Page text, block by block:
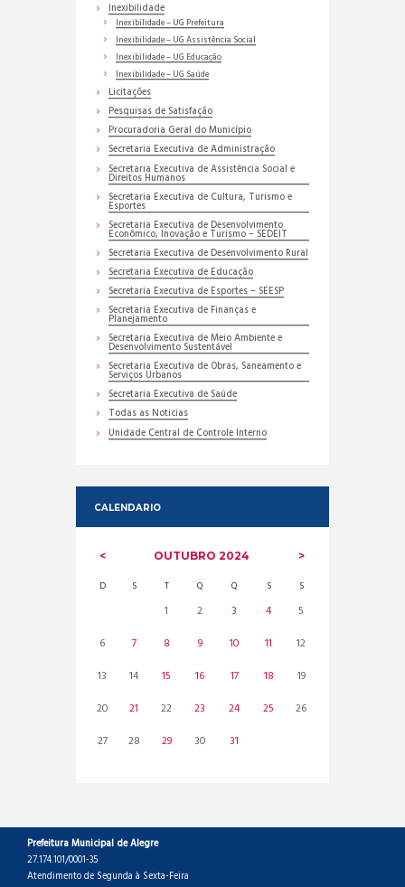
Inexibilidade
Inexibilidade – UG Prefeitura
Inexibilidade – UG Assistência Social
Inexibilidade – UG Educação
Inexibilidade – UG Saúde
Licitações
Pesquisas de Satisfação
Procuradoria Geral do Município
Secretaria Executiva de Administração
Secretaria Executiva de Assistência Social e
Direitos Humanos
Secretaria Executiva de Cultura, Turismo e
Esportes
Secretaria Executiva de Desenvolvimento
Econômico, Inovação e Turismo – SEDEIT
Secretaria Executiva de Desenvolvimento Rural
Secretaria Executiva de Educação
Secretaria Executiva de Esportes – SEESP
Secretaria Executiva de Finanças e
Planejamento
Secretaria Executiva de Meio Ambiente e
Desenvolvimento Sustentável
Secretaria Executiva de Obras, Saneamento e
Serviços Urbanos
Secretaria Executiva de Saúde
Todas as Noticias
Unidade Central de Controle Interno
CALENDARIO
OUTUBRO2024
D S T Q Q S S
1 2 3 4
5
6
7 8 9 10 11
12
13
14 15 16 17 18
19
20
21 22 23 24 25
26
27
28 29 30 31
Prefeitura Municipal de Alegre
27.174.101/0001-35
Atendimento de Segunda à Sexta-Feira